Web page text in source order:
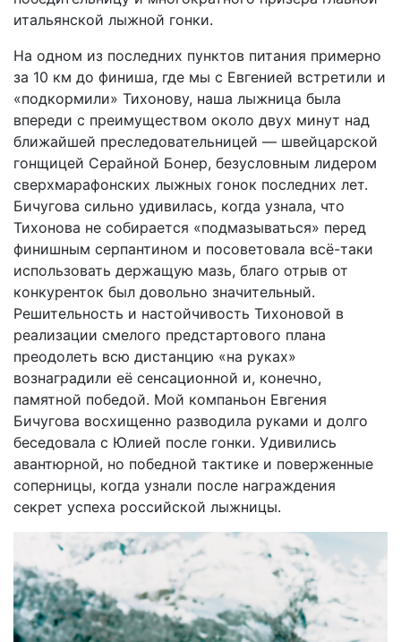
итальянской лыжной гонки.
На одном из последних пунктов питания примерно
за 10 км до финиша, где мы с Евгенией встретили и
«подкормили» Тихонову, наша лыжница была
впереди с преимуществом около двух минут над
ближайшей преследовательницей — швейцарской
гонщицей Серайной Бонер, безусловным лидером
сверхмарафонских лыжных гонок последних лет.
Бичугова сильно удивилась, когда узнала, что
Тихонова не собирается «подмазываться» перед
финишным серпантином и посоветовала всё-таки
использовать держащую мазь, благо отрыв от
конкуренток был довольно значительный.
Решительность и настойчивость Тихоновой в
реализации смелого предстартового плана
преодолеть всю дистанцию «на руках»
вознаградили её сенсационной и, конечно,
памятной победой. Мой компаньон Евгения
Бичугова восхищенно разводила руками и долго
беседовала с Юлией после гонки. Удивились
авантюрной, но победной тактике и поверженные
соперницы, когда узнали после награждения
секрет успеха российской лыжницы.